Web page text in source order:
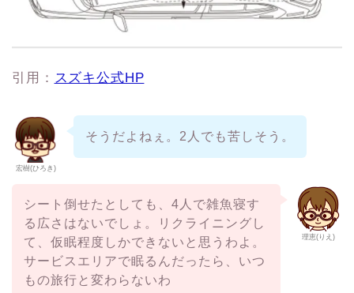
引用： スズキ公式HP
宏樹(ひろき)
そうだよねぇ。2人でも苦しそう。
理恵(りえ)
シート倒せたとしても、4人で雑魚寝す
る広さはないでしょ。リクライニングし
て、仮眠程度しかできないと思うわよ。
サービスエリアで眠るんだったら、いつ
もの旅行と変わらないわ